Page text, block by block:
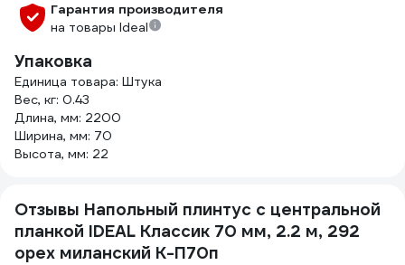
Гарантия производителя
на товары Ideal
Упаковка
Единица товара: Штука
Вес, кг: 0.43
Длина, мм: 2200
Ширина, мм: 70
Высота, мм: 22
Отзывы Напольный плинтус с центральной
планкой IDEAL Классик 70 мм, 2.2 м, 292
орех миланский К-П70п